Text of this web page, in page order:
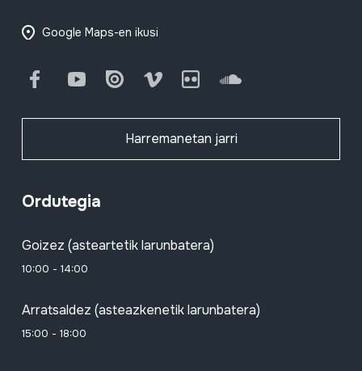
Google Maps-en ikusi
FacebookYoutube Issuu Vimeo Flickr SoundCloud
Harremanetan jarri
Ordutegia
Goizez (asteartetik larunbatera)
10:00 - 14:00
Arratsaldez (asteazkenetik larunbatera)
15:00 - 18:00